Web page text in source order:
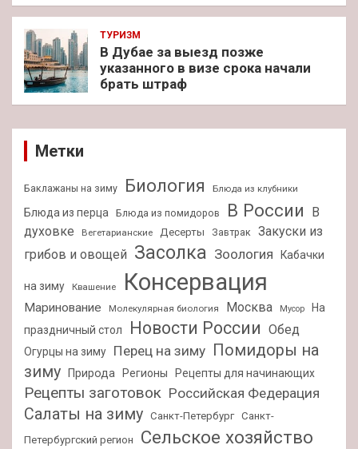
ТУРИЗМ
В Дубае за выезд позже
указанного в визе срока начали
брать штраф
Метки
Баклажаны на зиму Биология Блюда из клубники
Блюда из перца Блюда из помидоров В России
В
духовке
Вегетарианские Десерты Завтрак
Закуски из
грибов и овощей Засолка Зоология Кабачки
на зиму Квашение Консервация
Маринование Молекулярная биология Москва Мусор
На
праздничный стол
Новости России Обед
Огурцы на зиму Перец на зиму Помидоры на
зиму
Природа Регионы Рецепты для начинающих
Рецепты заготовок Российская Федерация
Салаты на зиму Санкт-Петербург Санкт-
Петербургский регион
Сельское хозяйство